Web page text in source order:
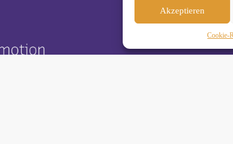
Akzeptieren
Cookie-